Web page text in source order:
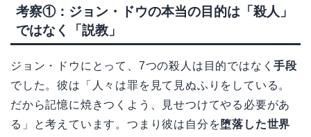
考察①：ジョン・ドウの本当の目的は「殺人」
ではなく「説教」
ジョン・ドウにとって、7つの殺人は目的ではなく手段
でした。彼は「人々は罪を見て見ぬふりをしている。
だから記憶に焼きつくよう、見せつけてやる必要があ
る」と考えています。つまり彼は自分を堕落した世界